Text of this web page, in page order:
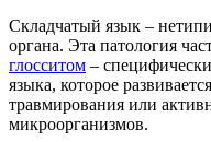
Складчатый язык –
органа. Эта патология
глосситом –
языка, которое
травмирования или
микроорганизмов.